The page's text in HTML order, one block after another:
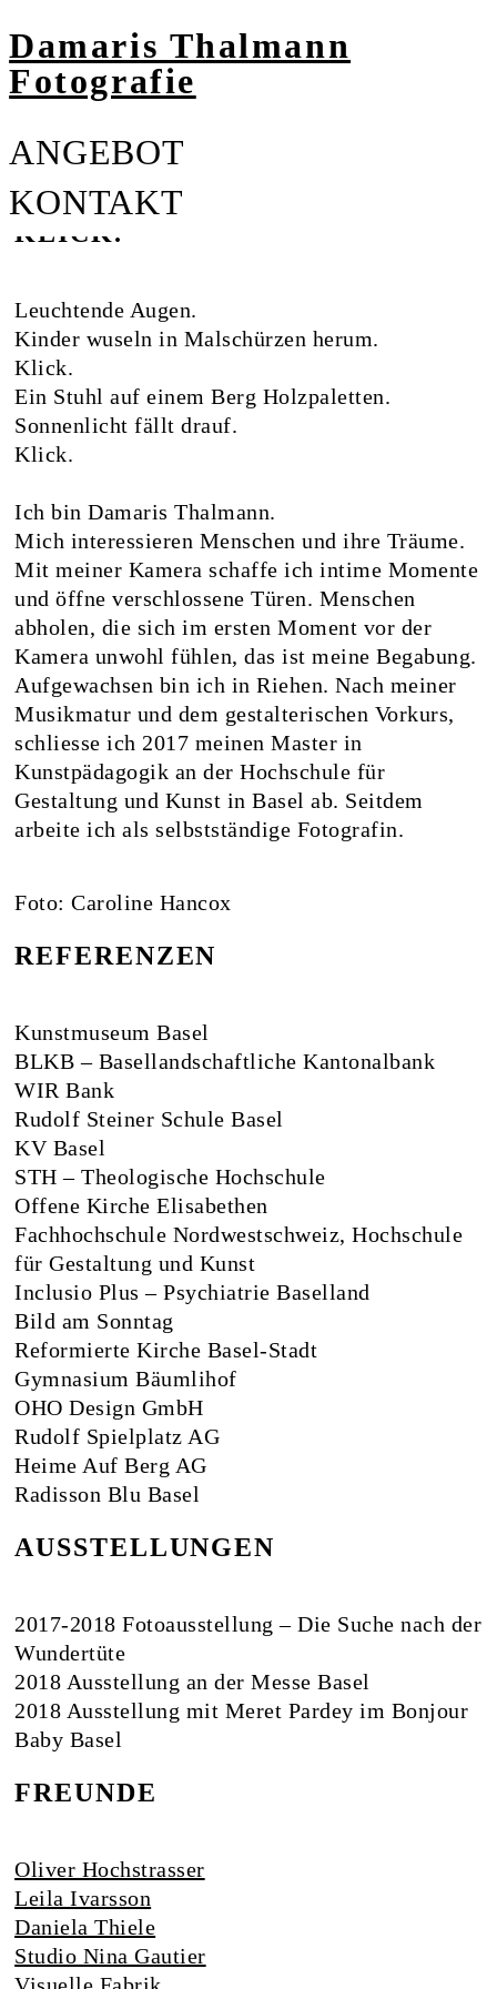
Damaris Thalmann
Fotografie
ANGEBOT
KONTAKT
E-MAIL
WALLSTRASSE 12
CH-4051 BASEL
INSTAGRAM
KLICK.
Leuchtende Augen.
Kinder wuseln in Malschürzen herum.
Klick.
Ein Stuhl auf einem Berg Holzpaletten.
Sonnenlicht fällt drauf.
Klick.
Ich bin Damaris Thalmann.
Mich interessieren Menschen und ihre Träume.
Mit meiner Kamera schaffe ich intime Momente
und öffne verschlossene Türen. Menschen
abholen, die sich im ersten Moment vor der
Kamera unwohl fühlen, das ist meine Begabung.
Aufgewachsen bin ich in Riehen. Nach meiner
Musikmatur und dem gestalterischen Vorkurs,
schliesse ich 2017 meinen Master in
Kunstpädagogik an der Hochschule für
Gestaltung und Kunst in Basel ab. Seitdem
arbeite ich als selbstständige Fotografin.
Foto: Caroline Hancox
REFERENZEN
Kunstmuseum Basel
BLKB – Basellandschaftliche Kantonalbank
WIR Bank
Rudolf Steiner Schule Basel
KV Basel
STH – Theologische Hochschule
Offene Kirche Elisabethen
Fachhochschule Nordwestschweiz, Hochschule
für Gestaltung und Kunst
Inclusio Plus – Psychiatrie Baselland
Bild am Sonntag
Reformierte Kirche Basel-Stadt
Gymnasium Bäumlihof
OHO Design GmbH
Rudolf Spielplatz AG
Heime Auf Berg AG
Radisson Blu Basel
AUSSTELLUNGEN
2017-2018 Fotoausstellung – Die Suche nach der
Wundertüte
2018 Ausstellung an der Messe Basel
2018 Ausstellung mit Meret Pardey im Bonjour
Baby Basel
FREUNDE
Oliver Hochstrasser
Leila Ivarsson
Daniela Thiele
Studio Nina Gautier
Visuelle Fabrik